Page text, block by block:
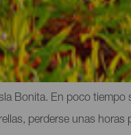
Bonita. En poco tiempo
perderse unas horas